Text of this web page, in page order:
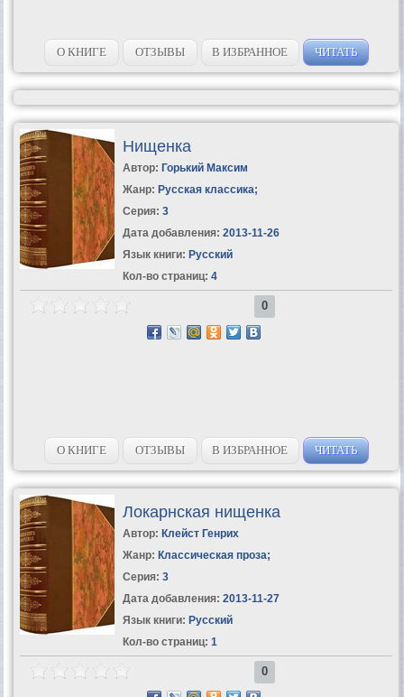
О КНИГЕ ОТЗЫВЫ В ИЗБРАННОЕ ЧИТАТЬ
Нищенка
Автор: Горький Максим
Жанр: Русская классика;
Серия: 3
Дата добавления: 2013-11-26
Язык книги: Русский
Кол-во страниц: 4
0
О КНИГЕ ОТЗЫВЫ В ИЗБРАННОЕ ЧИТАТЬ
Локарнская нищенка
Автор: Клейст Генрих
Жанр: Классическая проза;
Серия: 3
Дата добавления: 2013-11-27
Язык книги: Русский
Кол-во страниц: 1
0